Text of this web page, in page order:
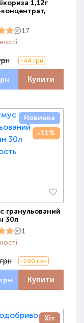
1,12г
17
-44 грн
Купити
Новинка
-11%
гранульований
30л
1
-190 грн
Купити
Хіт